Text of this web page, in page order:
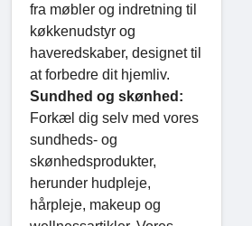
fra møbler og indretning til
køkkenudstyr og
haveredskaber, designet til
at forbedre dit hjemliv.
Sundhed og skønhed:
Forkæl dig selv med vores
sundheds- og
skønhedsprodukter,
herunder hudpleje,
hårpleje, makeup og